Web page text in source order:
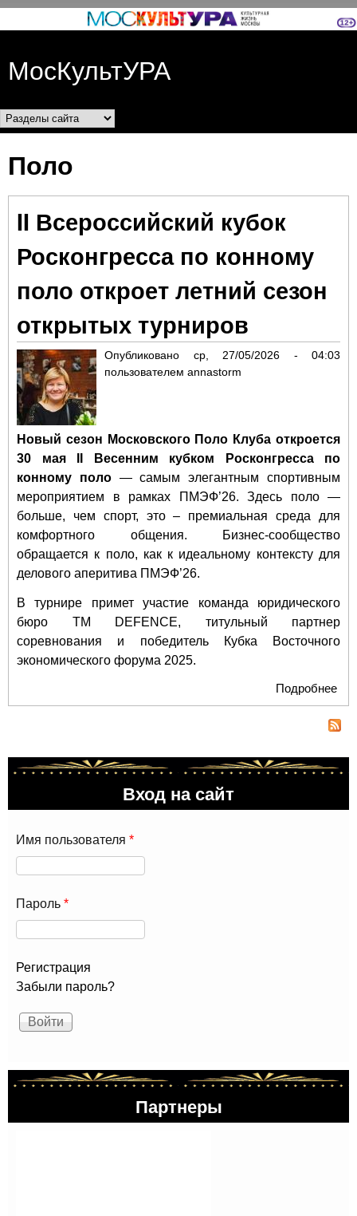
Перейти к основному
МосКультУРА
Разделы сайта
Поло
II Всероссийский кубок
Росконгресса по конному
поло откроет летний сезон
открытых турниров
Опубликовано ср, 27/05/2026 - 04:03
пользователем annastorm
Новый сезон Московского Поло Клуба откроется
30 мая II Весенним кубком Росконгресса по
конному поло— самым элегантным спортивным
мероприятием в рамках ПМЭФ’26. Здесь поло —
больше, чем спорт, это – премиальная среда для
комфортного общения. Бизнес-сообщество
обращается к поло, как к идеальному контексту для
делового аперитива ПМЭФ’26.
В турнире примет участие команда юридического
бюро TM DEFENCE, титульный партнер
соревнования и победитель Кубка Восточного
экономического форума 2025.
Подробнее
по
Вход на сайт
Имя пользователя *
Пароль *
Регистрация
Забыли пароль?
Партнеры